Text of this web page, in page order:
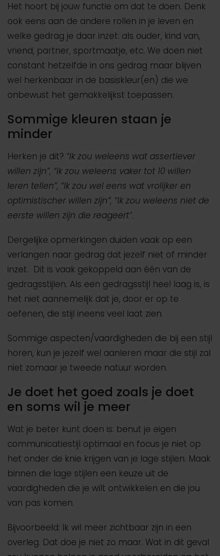
Het hoort bij jouw functie om dat te doen. Denk
ook eens aan de andere rollen in je leven en
welke gedrag je daar inzet: als ouder, kind van,
vriend, partner, sportmaatje, etc. We doen niet
constant hetzelfde in ons gedrag maar blijven
wel herkenbaar in de basiskleur(en) die we
onbewust het gemakkelijkst toepassen.
Sommige kleuren staan je
minder
Herken je dit? “Ik zou weleens wat assertiever
willen zijn”, “Ik zou weleens vaker tot 10 willen
leren tellen”, “Ik zou wel eens wat vrolijker en
optimistischer willen zijn”, “Ik zou weleens niet de
eerste willen zijn die reageert”.
Dergelijke opmerkingen duiden vaak op een
verlangen naar gedrag dat jezelf niet of minder
inzet. Dit is vaak gekoppeld aan één van de
gedragsstijlen. Als een gedragsstijl heel laag is, is
het niet aannemelijk dat je, door er op te
oefenen, die stijl ineens veel laat zien.
Sommige aspecten/vaardigheden die bij een stijl
horen, kun je jezelf wel aanleren maar die stijl zal
niet zomaar je tweede natuur worden.
Je doet het goed zoals je doet
en soms wil je meer
Wat je beter kunt doen is: benut je eigen
communicatiestijl optimaal en focus je niet op
het onder de knie krijgen van je lage stijlen. Maak
binnen die lage stijlen een keuze uit de
vaardigheden die je wilt ontwikkelen en die jou
van pas komen.
Bijvoorbeeld: Ik wil meer zichtbaar zijn in een
overleg. Dat doe je niet zo maar. Wat in dit geval